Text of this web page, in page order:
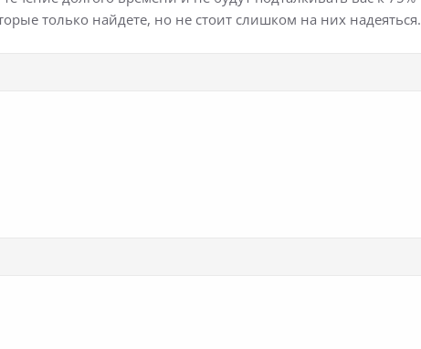
только найдете, но не стоит слишком на них надеяться.